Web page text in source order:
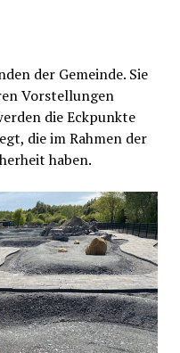
der Gemeinde. Sie
Vorstellungen
die Eckpunkte
die im Rahmen der
haben.